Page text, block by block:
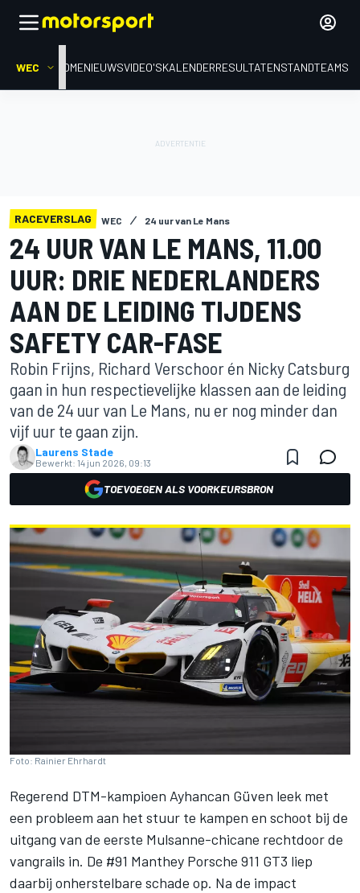
WEC HOMENIEUWSVIDEO'SKALENDERRESULTATENSTANDTEAMS
RACEVERSLAG WEC 24 uur van Le Mans
24 UUR VAN LE MANS, 11.00
UUR: DRIE NEDERLANDERS
AAN DE LEIDING TIJDENS
SAFETY CAR-FASE
Robin Frijns, Richard Verschoor én Nicky Catsburg
gaan in hun respectievelijke klassen aan de leiding
van de 24 uur van Le Mans, nu er nog minder dan
vijf uur te gaan zijn.
Laurens Stade
Bewerkt: 14 jun 2026, 09:13
TOEVOEGEN ALS VOORKEURSBRON
Foto: Rainier Ehrhardt
Regerend DTM-kampioen Ayhancan Güven leek met
een probleem aan het stuur te kampen en schoot bij de
uitgang van de eerste Mulsanne-chicane rechtdoor de
vangrails in. De #91 Manthey Porsche 911 GT3 liep
daarbij onherstelbare schade op. Na de impact